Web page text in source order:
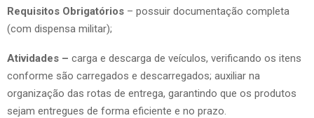
Requisitos Obrigatórios – possuir documentação completa
(com dispensa militar);
Atividades – carga e descarga de veículos, verificando os itens
conforme são carregados e descarregados; auxiliar na
organização das rotas de entrega, garantindo que os produtos
sejam entregues de forma eficiente e no prazo.